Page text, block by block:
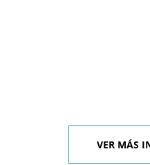
VER MÁS